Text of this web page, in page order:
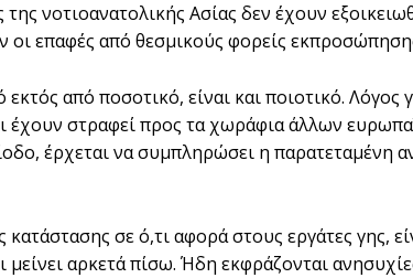
νοτιοανατολικής Ασίας δεν έχουν
οι επαφές από θεσµικούς φορείς
από ποσοτικό, είναι και ποιοτικό. Λόγος
έχουν στραφεί προς τα χωράφια άλλων
έρχεται να συµπληρώσει η παρατεταµένη
κατάστασης σε ό,τι αφορά στους εργάτες γης,
µείνει αρκετά πίσω. Ήδη εκφράζονται